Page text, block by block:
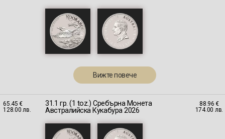
Вижте повече
65.45 €
128.00 лв.
31.1 гр. (1 toz.) Сребърна Монета
Австралийскa Кукабура 2026
88.96 €
174.00 лв.